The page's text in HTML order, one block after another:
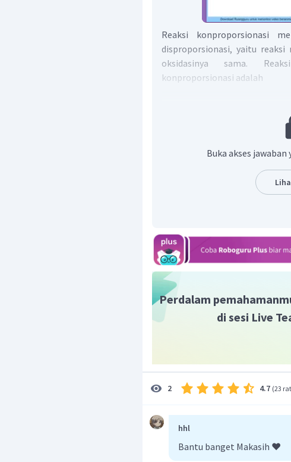
Reaksi konproporsionasi
disproporsionasi, yaitu reaksi
oksidasinya sama.
konproporsionasi adalah
yang sama, yaitu belerang (S).
Buka akses
Perdalam
di sesi Live
2 4.7 (23
hhl
Bantu banget Makasih ❤️